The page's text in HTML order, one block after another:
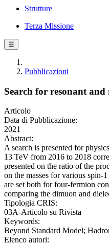
Strutture
Terza Missione
☰
Pubblicazioni
Search for resonant
Articolo
Data di Pubblicazione:
2021
Abstract:
A search is presented for
13 TeV from 2016 to 2018
presented on the ratio of the
on the masses for various spin-
are set both for four-fermion
comparing the dimuon and
Tipologia CRIS:
03A-Articolo su Rivista
Keywords:
Beyond Standard Model;
Elenco autori: